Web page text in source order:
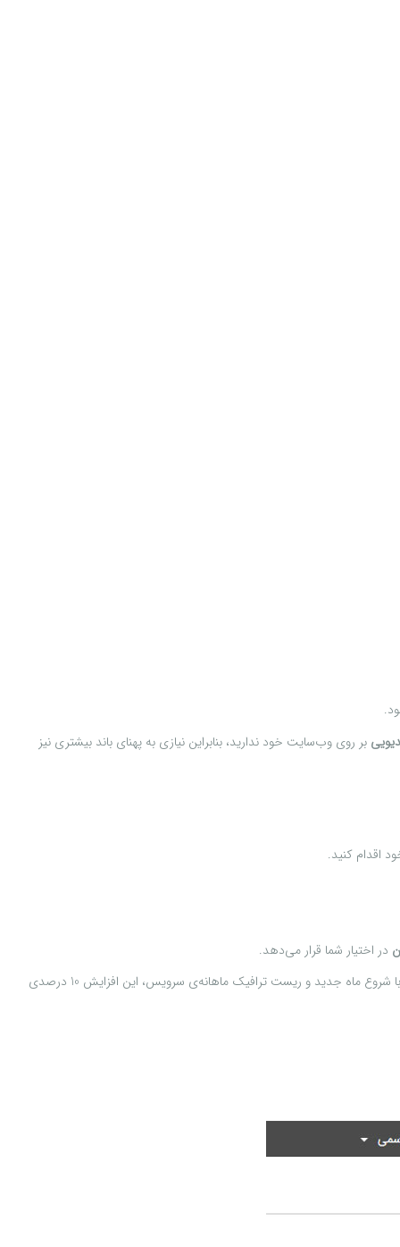
بر روی وب‌سایت خود ندارید، بنابراین نیازی به پهنای باند بیشتری نیز
اقدام کنید.
در اختیار شما قرار می‌دهد.
این ترافیک رایگان تنها یک بار در ماه قابل استفاده می‌باشد و زمانی اعمال می‌شود که شما از همه‌ی حجم ترافیک خود در آن ماه استفاده کرده باشید. بدیهی است با شروع ماه جدید و ریست ترافیک ماهانه‌ی سرویس، این افزایش 10 درصدی